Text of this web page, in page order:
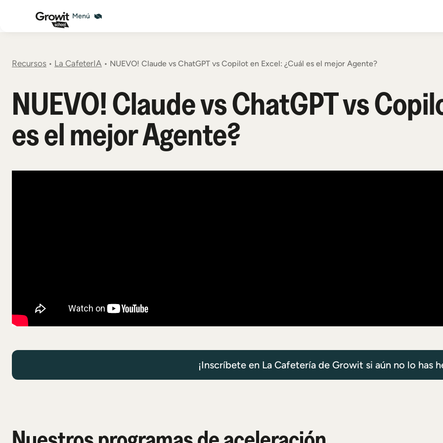
Recursos • La CafeterIA • NUEVO! Claude vs ChatGPT vs Copilot en Excel: ¿Cuál es el mejor Agente?
NUEVO! Claude vs ChatGPT vs
es el mejor Agente?
¡Inscríbete en La Cafetería de Growit si aún no lo has